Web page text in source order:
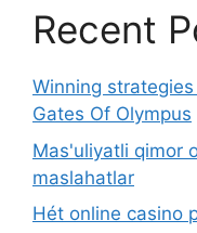
Recent
Winning
Gates Of Olympus
Mas'uliyatli qimor
maslahatlar
Hét online casino